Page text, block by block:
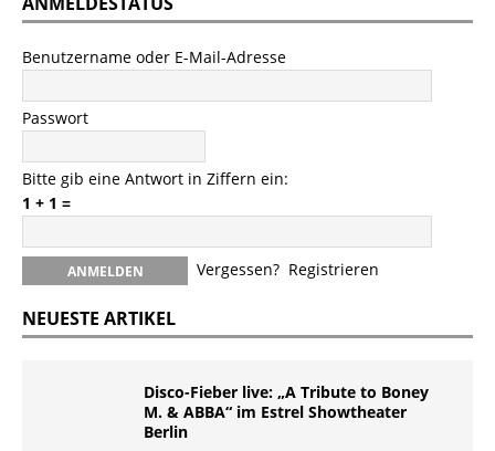
Benutzername oder E-Mail-Adresse
Passwort
Bitte gib eine Antwort in Ziffern ein:
1 + 1 =
Vergessen? Registrieren
NEUESTE ARTIKEL
Disco-Fieber live: „A Tribute to Boney
M. & ABBA“ im Estrel Showtheater
Berlin